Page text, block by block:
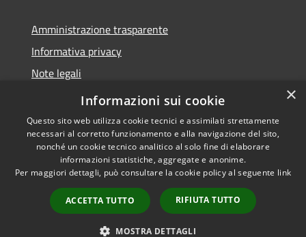
Amministrazione trasparente
Informativa privacy
Note legali
Dichiarazione di accessibilità
Accessibilità
Copyright © 2026 • Comune di
Castel del Giudice • Powered by
Municipium•
Accesso
redazione
×
Informazioni sui cookie
Questo sito web utilizza cookie tecnici e assimilati strettamente
necessari al corretto funzionamento e alla navigazione del sito,
nonché un cookie tecnico analitico al solo fine di elaborare
informazioni statistiche, aggregate e anonime.
Per maggiori dettagli, può consultare la cookie policy al seguente link
ACCETTA TUTTO RIFIUTA TUTTO
MOSTRA DETTAGLI